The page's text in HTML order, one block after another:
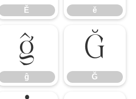
Ě ě
ĝ
ĝ
Ğ
Ğ